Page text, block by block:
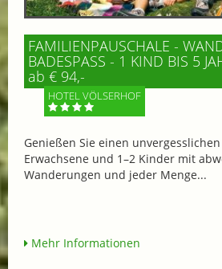
FAMILIENPAUSCHALE -
BADESPASS - 1 KIND BIS 5
ab € 94,-
HOTEL VÖLSERHOF
Genießen Sie einen
Erwachsene und 1–2 Kinder mit
Wanderungen und jeder Menge...
Mehr Informationen